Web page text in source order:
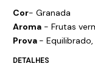
Cor- Granada
Aroma - Frutas
Prova -
DETALHES